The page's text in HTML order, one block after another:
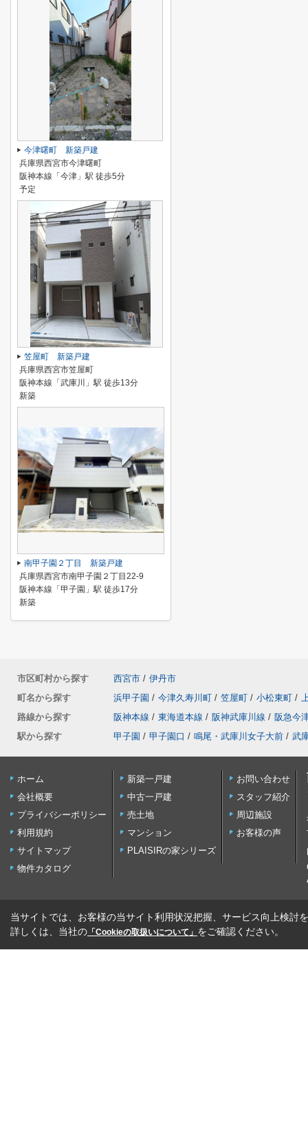
今津曙町 新築戸建
兵庫県西宮市今津曙町
阪神本線「今津」駅 徒歩5分
予定
笠屋町 新築戸建
兵庫県西宮市笠屋町
阪神本線「武庫川」駅 徒歩13分
新築
南甲子園２丁目 新築戸建
兵庫県西宮市南甲子園２丁目22-9
阪神本線「甲子園」駅 徒歩17分
新築
市区町村から探す 西宮市 / 伊丹市
町名から探す
浜甲子園 / 今津久寿川町 / 笠屋町 / 小松東町 /
路線から探す
阪神本線 / 東海道本線 / 阪神武庫川線 / 阪急今
駅から探す
甲子園 / 甲子園口 / 鳴尾・武庫川女子大前 / 武
ホーム
会社概要
プライバシーポリシー
利用規約
サイトマップ
物件カタログ
新築一戸建
中古一戸建
売土地
マンション
PLAISIRの家シリーズ
お問い合わせ
スタッフ紹介
周辺施設
お客様の声
当サイトでは、お客様の当サイト利用状況把握、サービス向上検討
詳しくは、当社の 「Cookieの取扱いについて」 をご確認ください。